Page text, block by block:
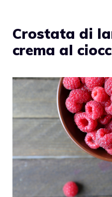
Crostata di
crema al